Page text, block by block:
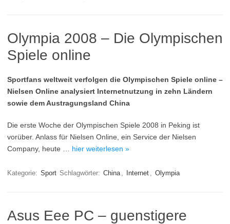
Olympia 2008 – Die Olympischen
Spiele online
Sportfans weltweit verfolgen die Olympischen Spiele online –
Nielsen Online analysiert Internetnutzung in zehn Ländern
sowie dem Austragungsland China
Die erste Woche der Olympischen Spiele 2008 in Peking ist
vorüber. Anlass für Nielsen Online, ein Service der Nielsen
Company, heute … hier weiterlesen »
Kategorie: Sport Schlagwörter: China , Internet , Olympia
Asus Eee PC – guenstigere